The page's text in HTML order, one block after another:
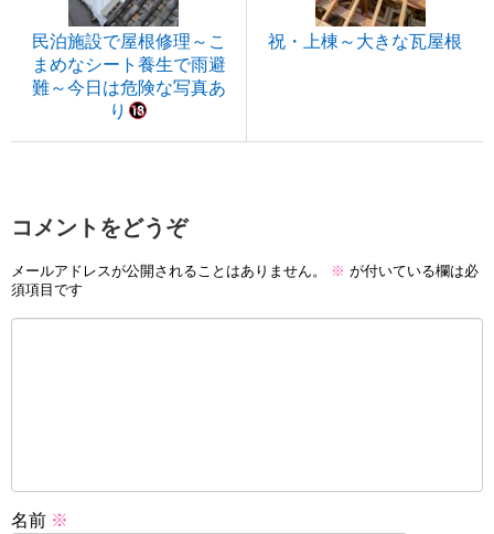
民泊施設で屋根修理～こ
まめなシート養生で雨避
難～今日は危険な写真あ
り
祝・上棟～大きな瓦屋根
コメントをどうぞ
メールアドレスが公開されることはありません。 ※ が付いている欄は必
須項目です
名前 ※